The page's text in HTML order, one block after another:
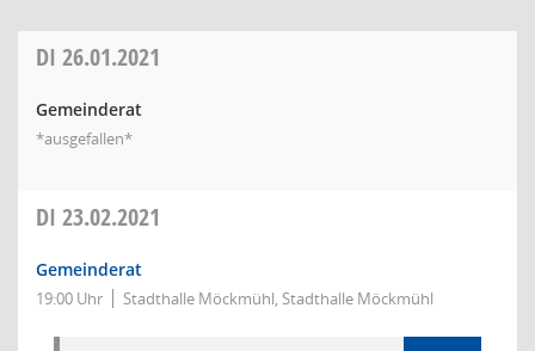
DI 26.01.2021
Gemeinderat
*ausgefallen*
DI 23.02.2021
Gemeinderat
19:00 Uhr Stadthalle Möckmühl, Stadthalle Möckmühl